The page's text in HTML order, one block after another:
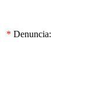
* Denuncia: